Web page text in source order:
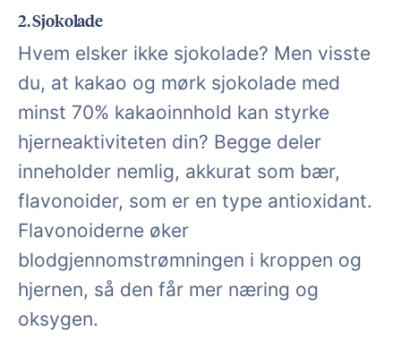
2. Sjokolade
Hvem elsker ikke sjokolade? Men visste
du, at kakao og mørk sjokolade med
minst 70% kakaoinnhold kan styrke
hjerneaktiviteten din? Begge deler
inneholder nemlig, akkurat som bær,
flavonoider, som er en type antioxidant.
Flavonoiderne øker
blodgjennomstrømningen i kroppen og
hjernen, så den får mer næring og
oksygen.